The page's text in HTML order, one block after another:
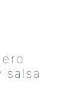
salsa